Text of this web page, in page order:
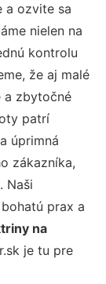
a ozvite sa
nielen na
kontrolu
že aj malé
a zbytočné
patrí
úprimná
zákazníka,
Naši
prax a
na
je tu pre